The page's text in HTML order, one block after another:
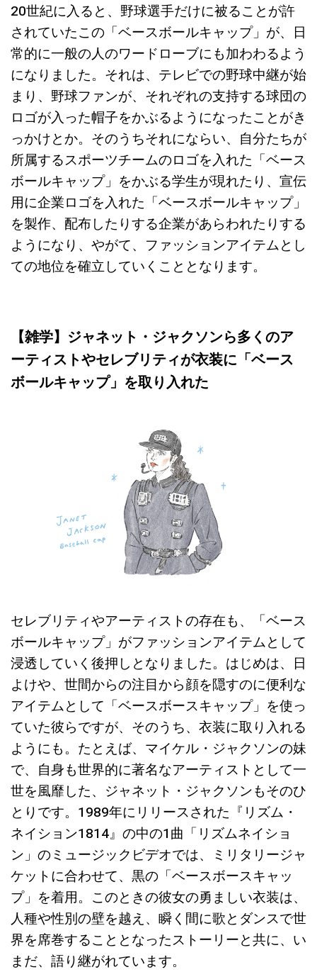
20世紀に入ると、野球選手だけに被ることが許
されていたこの「ベースボールキャップ」が、日
常的に一般の人のワードローブにも加わわるよう
になりました。それは、テレビでの野球中継が始
まり、野球ファンが、それぞれの支持する球団の
ロゴが入った帽子をかぶるようになったことがき
っかけとか。そのうちそれにならい、自分たちが
所属するスポーツチームのロゴを入れた「ベース
ボールキャップ」をかぶる学生が現れたり、宣伝
用に企業ロゴを入れた「ベースボールキャップ」
を製作、配布したりする企業があらわれたりする
ようになり、やがて、ファッションアイテムとし
ての地位を確立していくこととなります。
【雑学】ジャネット・ジャクソンら多くのア
ーティストやセレブリティが衣装に「ベース
ボールキャップ」を取り入れた
セレブリティやアーティストの存在も、「ベース
ボールキャップ」がファッションアイテムとして
浸透していく後押しとなりました。はじめは、日
よけや、世間からの注目から顔を隠すのに便利な
アイテムとして「ベースボースキャップ」を使っ
ていた彼らですが、そのうち、衣装に取り入れる
ようにも。たとえば、マイケル・ジャクソンの妹
で、自身も世界的に著名なアーティストとして一
世を風靡した、ジャネット・ジャクソンもそのひ
とりです。1989年にリリースされた『リズム・
ネイション1814』の中の1曲「リズムネイショ
ン」のミュージックビデオでは、ミリタリージャ
ケットに合わせて、黒の「ベースボースキャッ
プ」を着用。このときの彼女の勇ましい衣装は、
人種や性別の壁を越え、瞬く間に歌とダンスで世
界を席巻することとなったストーリーと共に、い
まだ、語り継がれています。